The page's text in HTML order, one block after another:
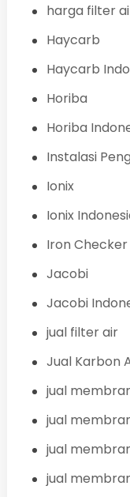
harga filter
Haycarb
Haycarb
Horiba
Horiba
Instalasi
Ionix
Ionix
Iron Checker
Jacobi
Jacobi
jual filter air
Jual Karbon
jual
jual
jual
jual